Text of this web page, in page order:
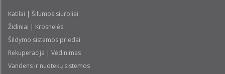
Katilai | Šilumos siurbliai
Židiniai | Krosnelės
Šildymo sistemos priedai
Rekuperacija | Vėdinimas
Vandens ir nuotekų sistemos